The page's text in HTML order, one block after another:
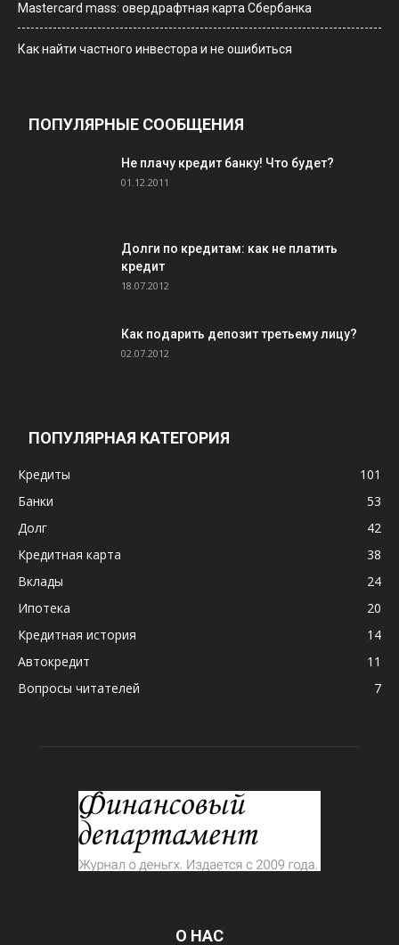
Мastercard mass: овердрафтная карта Сбербанка
Как найти частного инвестора и не ошибиться
ПОПУЛЯРНЫЕ СООБЩЕНИЯ
Не плачу кредит банку! Что будет?
01.12.2011
Долги по кредитам: как не платить
кредит
18.07.2012
Как подарить депозит третьему лицу?
02.07.2012
ПОПУЛЯРНАЯ КАТЕГОРИЯ
Кредиты
101
Банки
53
Долг
42
Кредитная карта
38
Вклады
24
Ипотека
20
Кредитная история
14
Автокредит
11
Вопросы читателей
7
О НАС